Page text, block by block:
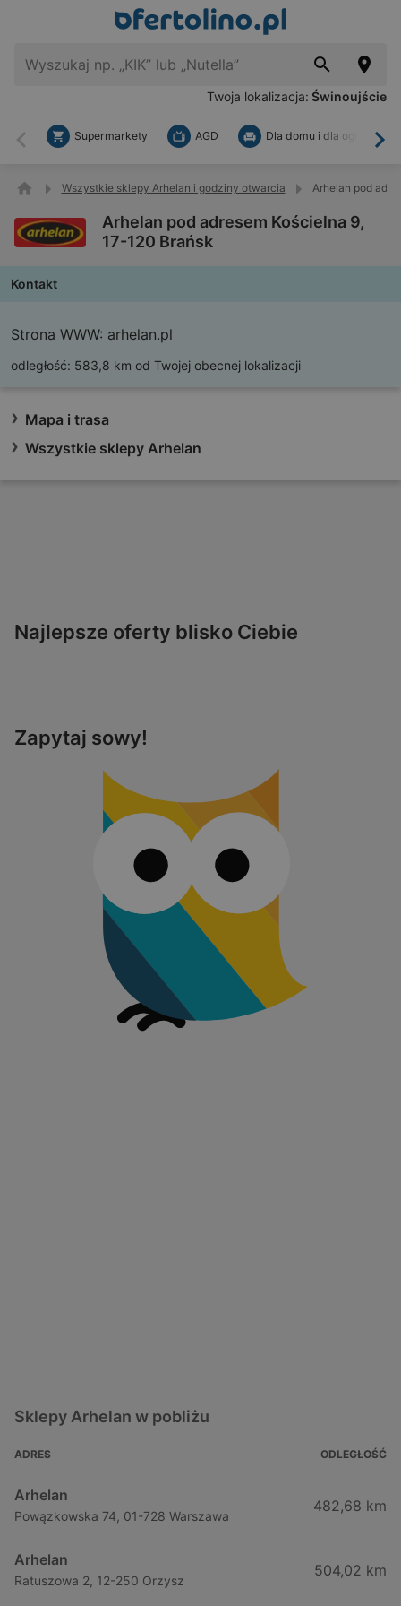
Twoja lokalizacja: Świnoujście
Wstecz
Supermarkety AGD Dla domu i dla ogrodu
Wszystkie sklepy Arhelan i godziny otwarcia Arhelan pod
Arhelan pod adresem Kościelna 9,
17-120 Brańsk
Kontakt
Strona WWW: arhelan.pl
odległość: 583,8 km od Twojej obecnej lokalizacji
Mapa i trasa
Wszystkie sklepy Arhelan
Najlepsze oferty blisko Ciebie
Zapytaj sowy!
Sklepy Arhelan w pobliżu
ADRES ODLEGŁOŚĆ
Arhelan
Powązkowska 74, 01-728 Warszawa
482,68 km
Arhelan
Ratuszowa 2, 12-250 Orzysz
504,02 km